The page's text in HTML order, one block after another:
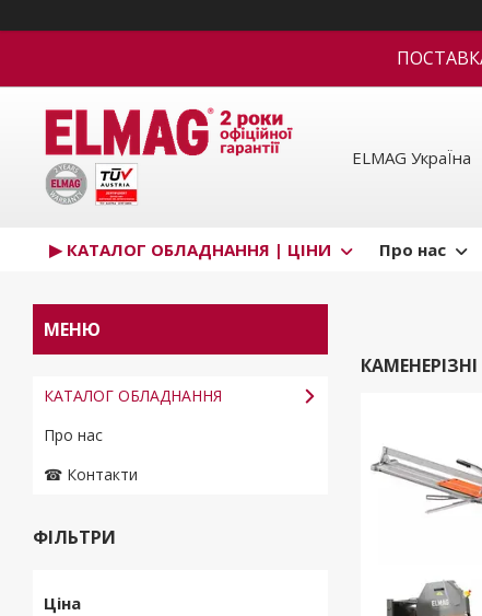
ELMAG УкраЇна
▶ КАТАЛОГ ОБЛАДНАННЯ | ЦІНИ Про нас
КАТАЛОГ ОБЛАДНАННЯ
Про нас
☎ Контакти
ФІЛЬТРИ
Ціна